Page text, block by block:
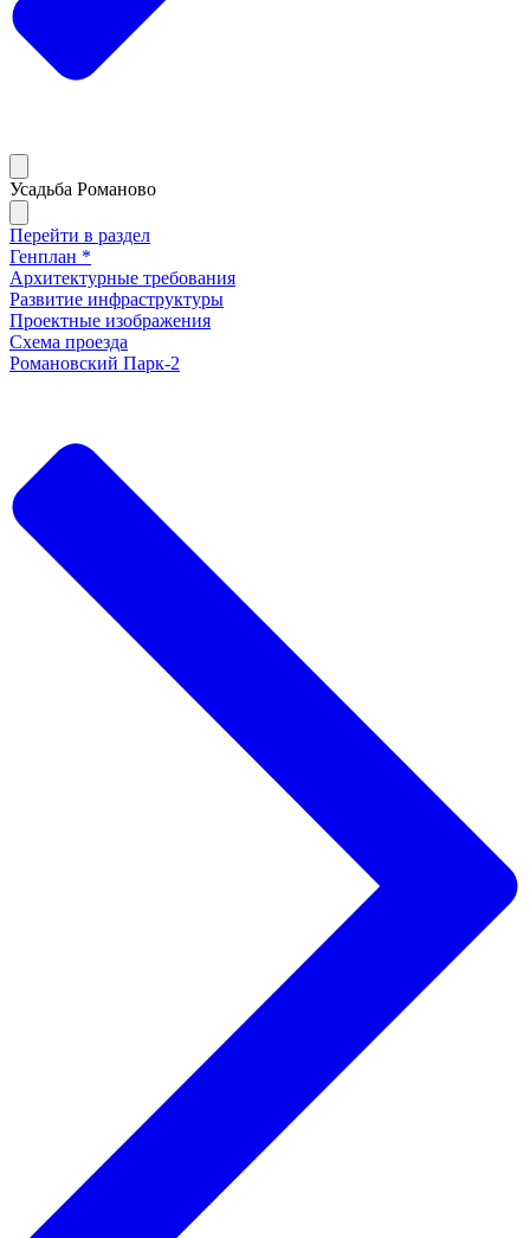
Усадьба Романово
Перейти в раздел
Генплан *
Архитектурные требования
Развитие инфраструктуры
Проектные изображения
Схема проезда
Романовский Парк-2